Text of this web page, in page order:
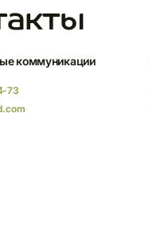
коммуникации
73